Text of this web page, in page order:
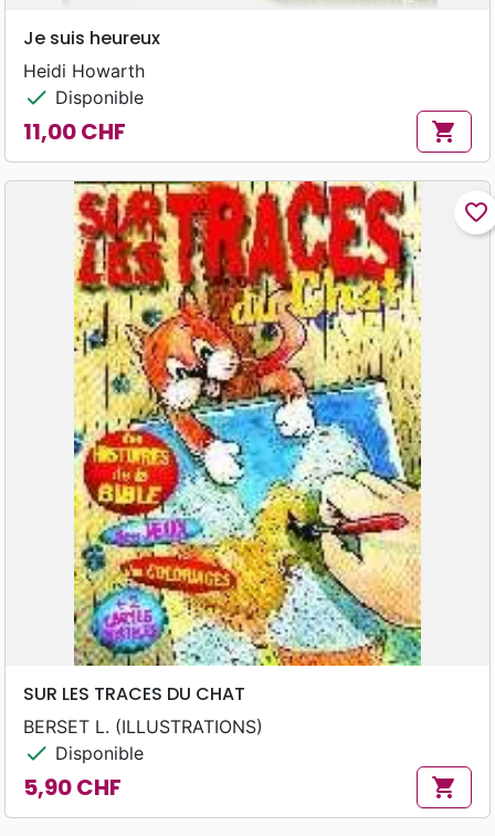
Je suis heureux
Heidi Howarth
check Disponible
Prix
11,00 CHF shopping_cart
favorite_border
SUR LES TRACES DU CHAT
BERSET L. (ILLUSTRATIONS)
check Disponible
Prix
5,90 CHF shopping_cart